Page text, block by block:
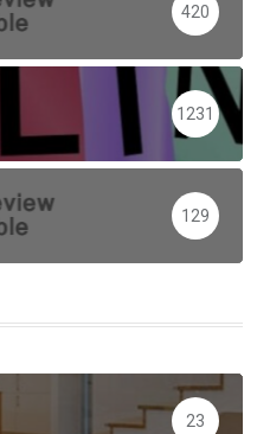
420
1231
129
23